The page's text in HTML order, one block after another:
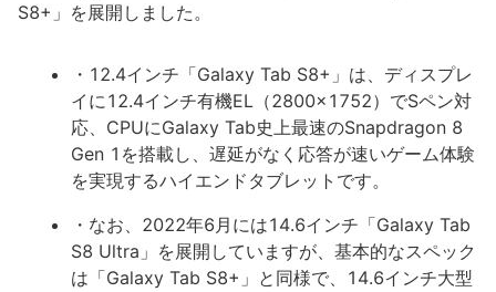
S8+」を展開しました。
・12.4インチ「Galaxy Tab S8+」は、ディスプレ
イに12.4インチ有機EL（2800x1752）でSペン対
応、CPUにGalaxy Tab史上最速のSnapdragon 8
Gen 1を搭載し、遅延がなく応答が速いゲーム体験
を実現するハイエンドタブレットです。
・なお、2022年6月には14.6インチ「Galaxy Tab
S8 Ultra」を展開していますが、基本的なスペック
は「Galaxy Tab S8+」と同様で、14.6インチ大型